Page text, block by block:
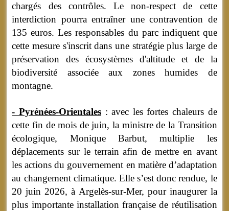
chargés des contrôles. Le non-respect de cette
interdiction pourra entraîner une contravention de
135 euros. Les responsables du parc indiquent que
cette mesure s'inscrit dans une stratégie plus large de
préservation des écosystèmes d'altitude et de la
biodiversité associée aux zones humides de
montagne.
- Pyrénées-Orientales : avec les fortes chaleurs de
cette fin de mois de juin, la ministre de la Transition
écologique, Monique Barbut, multiplie les
déplacements sur le terrain afin de mettre en avant
les actions du gouvernement en matière d’adaptation
au changement climatique. Elle s’est donc rendue, le
20 juin 2026, à Argelès-sur-Mer, pour inaugurer la
plus importante installation française de réutilisation